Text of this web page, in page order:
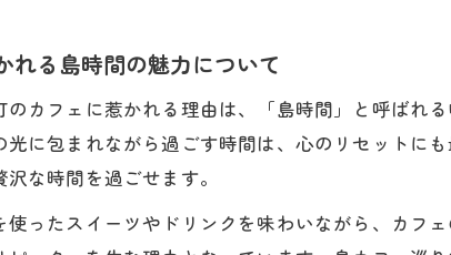
離島カフェで
本好きが満足
れる島時間の魅力について
のカフェに惹かれる理由は、「島時間」と呼ばれ
に包まれながら過ごす時間は、心のリセットに
な時間を過ごせます。
使ったスイーツやドリンクを味わいながら、カフ